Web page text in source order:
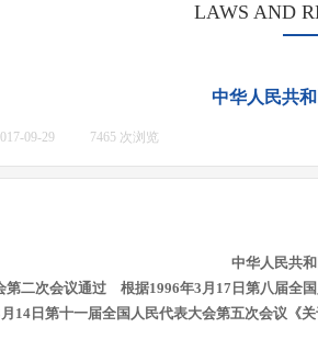
LAWS AND
中华人民共
09-29 7465 次浏览
中华人民共
第二次会议通过 根据1996年3月17日第八届
14日第十一届全国人民代表大会第五次会议《